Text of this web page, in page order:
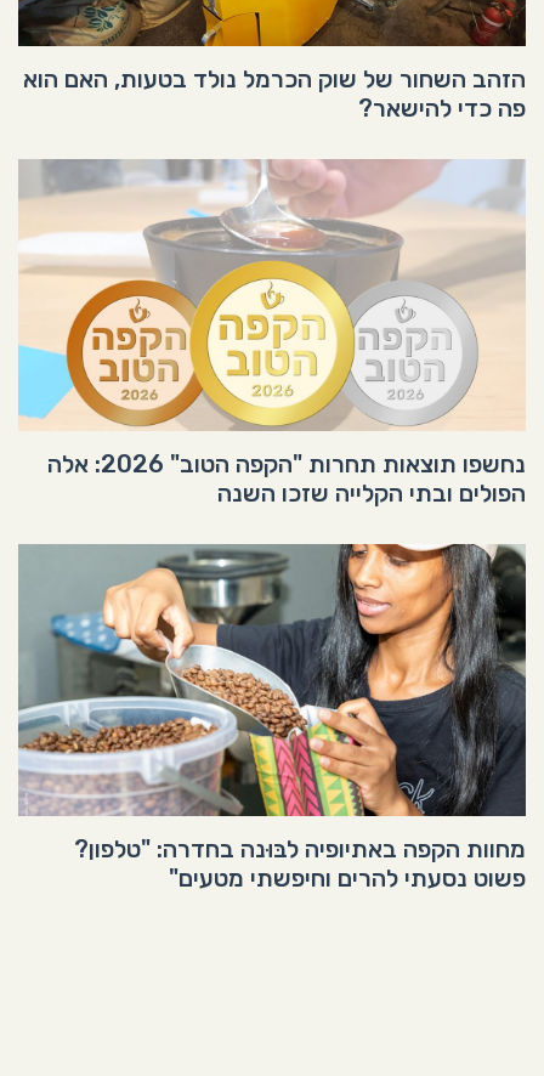
הזהב השחור של שוק הכרמל נולד בטעות, האם הוא
פה כדי להישאר?
נחשפו תוצאות תחרות "הקפה הטוב" 2026: אלה
הפולים ובתי הקלייה שזכו השנה
מחוות הקפה באתיופיה לבּוּנה בחדרה: "טלפון?
פשוט נסעתי להרים וחיפשתי מטעים"